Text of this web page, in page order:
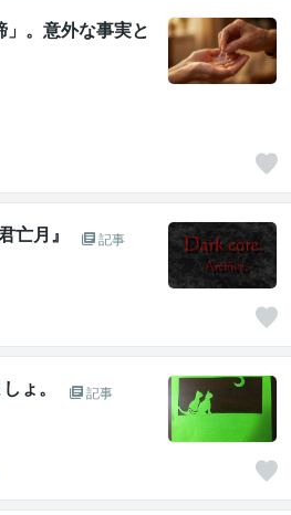
。意外な事実と
亡月』
記事
ょ。
記事